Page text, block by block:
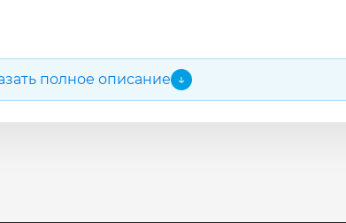
и сеть перед выдачей.
в день обращения.
полное описание ↓